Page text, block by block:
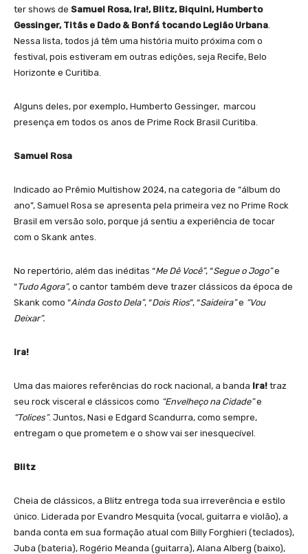
ter shows de Samuel Rosa, Ira!, Blitz, Biquini, Humberto
Gessinger, Titãs e Dado & Bonfá tocando Legião Urbana
Nessa lista, todos já têm uma história muito próxima com o
festival, pois estiveram em outras edições, seja Recife, Belo
Horizonte e Curitiba.
Alguns deles, por exemplo, Humberto Gessinger, marcou
presença em todos os anos de Prime Rock Brasil Curitiba.
Samuel Rosa
Indicado ao Prêmio Multishow 2024, na categoria de “álbum do
ano”, Samuel Rosa se apresenta pela primeira vez no Prime Rock
Brasil em versão solo, porque já sentiu a experiência de tocar
com o Skank antes.
No repertório, além das inéditas “Me Dê Você”, “Segue o Jogo”e
“Tudo Agora”, o cantor também deve trazer clássicos da época de
Skank como “Ainda Gosto Dela”, “Dois Rios”, “Saideira”e “Vou
Deixar”.
Ira!
Uma das maiores referências do rock nacional, a banda Ira! traz
seu rock visceral e clássicos como “Envelheço na Cidade”e
“Tolices”. Juntos, Nasi e Edgard Scandurra, como sempre,
entregam o que prometem e o show vai ser inesquecível.
Blitz
Cheia de clássicos, a Blitz entrega toda sua irreverência e estilo
único. Liderada por Evandro Mesquita (vocal, guitarra e violão), a
banda conta em sua formação atual com Billy Forghieri (teclados),
Juba (bateria), Rogério Meanda (guitarra), Alana Alberg (baixo),